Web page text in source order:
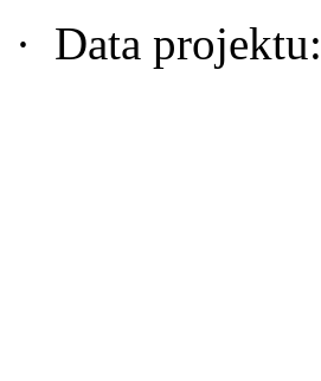
· Data